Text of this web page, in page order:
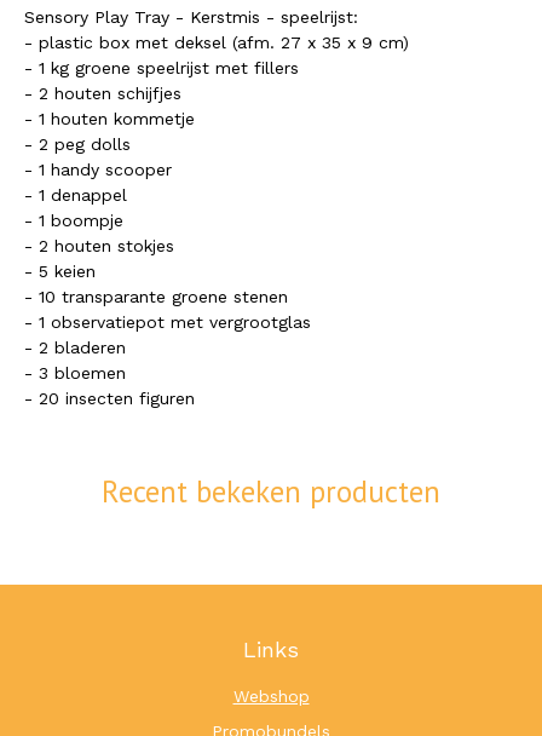
Sensory Play Tray - Kerstmis - speelrijst:
- plastic box met deksel (afm. 27 x 35 x 9 cm)
- 1 kg groene speelrijst met fillers
- 2 houten schijfjes
- 1 houten kommetje
- 2 peg dolls
- 1 handy scooper
- 1 denappel
- 1 boompje
- 2 houten stokjes
- 5 keien
- 10 transparante groene stenen
- 1 observatiepot met vergrootglas
- 2 bladeren
- 3 bloemen
- 20 insecten figuren
Recent bekeken producten
Links
Webshop
Promobundels